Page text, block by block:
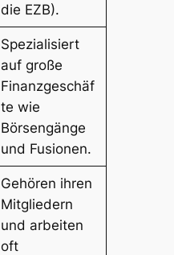
die EZB).
Spezialisiert
auf große
Finanzgeschäf
te wie
Börsengänge
und Fusionen.
Gehören ihren
Mitgliedern
und arbeiten
oft